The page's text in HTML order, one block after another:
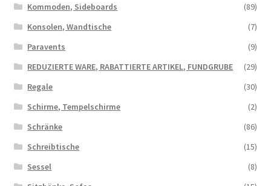
Kommoden, Sideboards
(89)
Konsolen, Wandtische
(7)
Paravents
(9)
REDUZIERTE WARE, RABATTIERTE ARTIKEL, FUNDGRUBE
(29)
Regale
(30)
Schirme, Tempelschirme
(2)
Schränke
(86)
Schreibtische
(15)
Sessel
(8)